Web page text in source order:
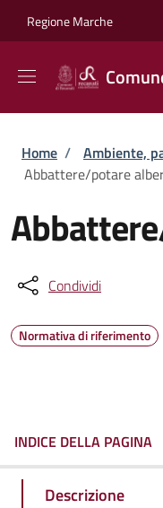
Regione Marche
Briciole di
Home / Ambiente,
Abbattere/potare
Condividi
Normativa di riferimento
INDICE DELLA PAGINA
Descrizione